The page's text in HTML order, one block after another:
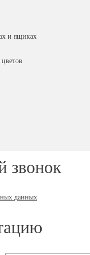
и ящиках
звонок
данных